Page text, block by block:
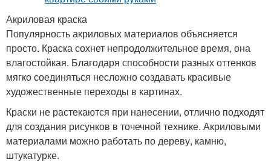
Акриловая краска
Популярность акриловых материалов объясняется
просто. Краска сохнет непродолжительное время, она
влагостойкая. Благодаря способности разных оттенков
мягко соединяться несложно создавать красивые
художественные переходы в картинах.
Краски не растекаются при нанесении, отлично подходят
для создания рисунков в точечной технике. Акриловыми
материалами можно работать по дереву, камню,
штукатурке.